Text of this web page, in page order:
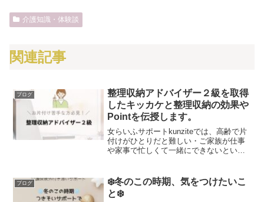
介護知識・体験談
関連記事
ブログ
整理収納アドバイザー２級を取得
したキッカケと整理収納の効果や
Pointを伝授します。
女らいふサポートkunziteでは、高齢で片
付けがひとりだと難しい・ご家族が仕事
や家事で忙しくて一緒にできないという
ブログ
❄️冬のこの時期、気をつけたいこ
と❄️